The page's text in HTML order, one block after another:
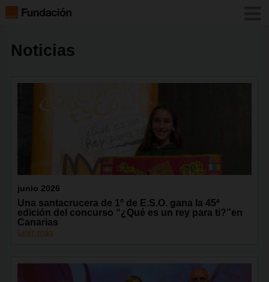
Noticias
junio 2026
Una santacrucera de 1º de E.S.O. gana la 45ª
edición del concurso “¿Qué es un rey para ti?”en
Canarias
Leer más